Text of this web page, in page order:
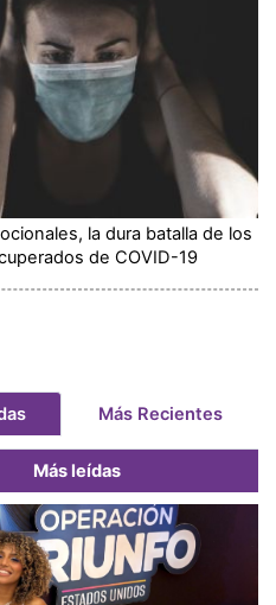
la dura batalla de los
de COVID-19
Más Recientes
Más leídas